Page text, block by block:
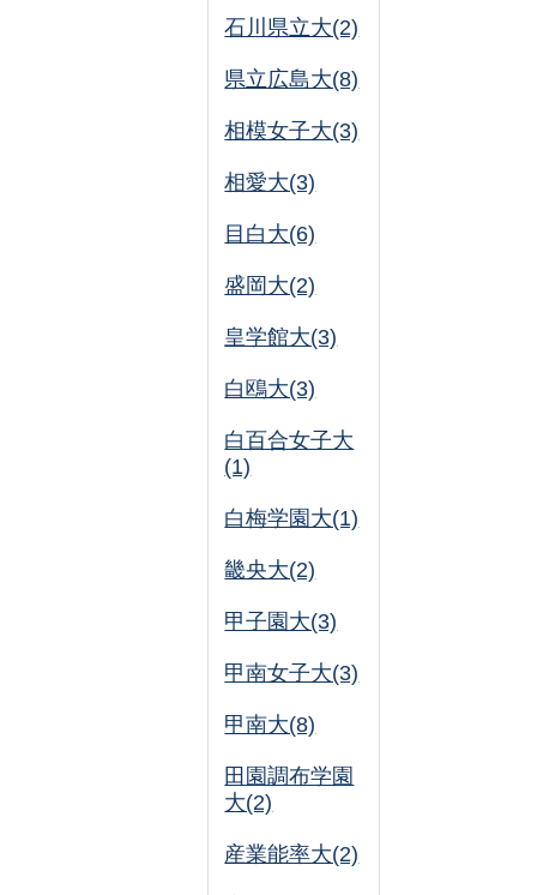
石川県立大(2)
県立広島大(8)
相模女子大(3)
相愛大(3)
目白大(6)
盛岡大(2)
皇学館大(3)
白鴎大(3)
白百合女子大
(1)
白梅学園大(1)
畿央大(2)
甲子園大(3)
甲南女子大(3)
甲南大(8)
田園調布学園
大(2)
産業能率大(2)